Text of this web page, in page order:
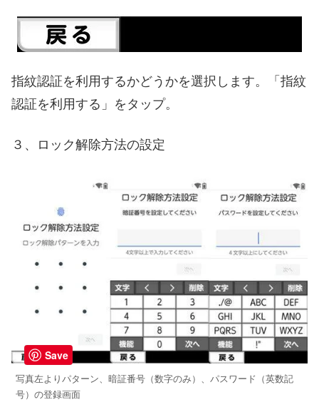
指紋認証を利用するかどうかを選択します。「指紋
認証を利用する」をタップ。
３、ロック解除方法の設定
写真左より パターン、暗証番号（数字のみ）、パスワード（英数記
号）の登録画面
Save